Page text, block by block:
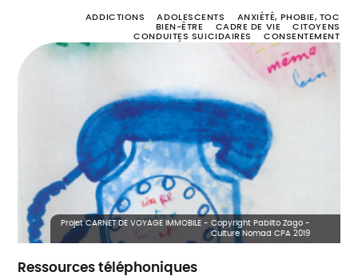
ADDICTIONS ADOLESCENTS
ANXIÉTÉ, PHOBIE, TOC
BIEN-ÊTRE
CADRE DE VIE
CITOYENS
CONDUITES SUICIDAIRES
CONSENTEMENT
DÉTRESSE PSYCHOLOGIQUE
DEUIL
DIAGNOSTIC, DÉPISTAGE ET SOINS
DISCRIMINATION
ENFANCE
ERRANCE
FIN DE VIE
HOMOPHOBIE
MALADIE NEURODÉGÉNÉRATIVE
MIGRATION
NUMÉRIQUE
POLITIQUE PUBLIQUE DE SANTÉ MENTALE
PROFESSIONNELS
RÉTABLISSEMENT
STIGMATISATION
TROUBLE SCHIZOPHRÉNIQUE
TROUBLES BIPOLAIRES
TROUBLES DÉPRESSIFS
TROUBLES DU COMPORTEMENT ALIMENTAIRE
TROUBLES DU SPECTRE AUTISTIQUE
TROUBLES PSYCHIQUES
Projet CARNET DE VOYAGE IMMOBILE - Copyright Pablito Zago -
Culture Nomad CPA 2019
Ressources téléphoniques